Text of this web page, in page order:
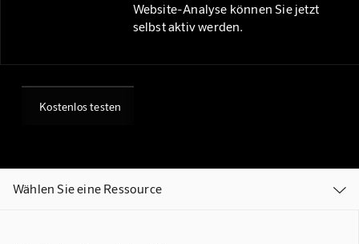
Website-Analyse können Sie jetzt
selbst aktiv werden.
Kostenlos testen
Wählen Sie eine Ressource 